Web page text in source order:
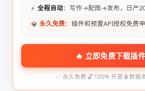
⚡ 全程自动：写作→配图→发布，日产
💎 永久免费：插件和预置API授权免费
🔥 立即免费下载插件
✅ 永久免费·🔓 100% 开源·🔒 数据